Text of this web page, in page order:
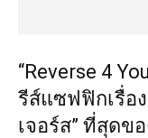
“Reverse 4
รีส์แซฟฟิกเรื่อ
เจอร์ส” ที่สุดข